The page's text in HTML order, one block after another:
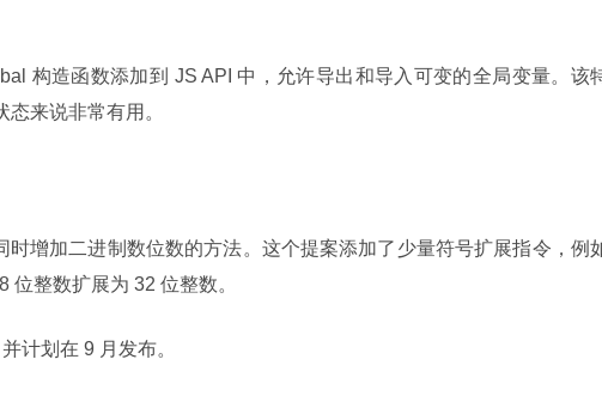
构造函数添加到 JS API 中，允许导出和导入可变的全局变量。该
来说非常有用。
时增加二进制数位数的方法。这个提案添加了少量符号扩展指令，例
整数扩展为 32 位整数。
计划在 9 月发布。